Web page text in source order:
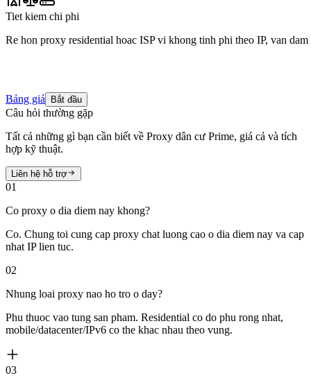
Tiet kiem chi phi
Re hon proxy residential hoac ISP vi khong tinh phi theo IP, van dam
Bảng giá Bắt đầu
Câu hỏi thường gặp
Tất cả những gì bạn cần biết về Proxy dân cư Prime, giá cả và tích
hợp kỹ thuật.
Liên hệ hỗ trợ
01
Co proxy o dia diem nay khong?
Co. Chung toi cung cap proxy chat luong cao o dia diem nay va cap
nhat IP lien tuc.
02
Nhung loai proxy nao ho tro o day?
Phu thuoc vao tung san pham. Residential co do phu rong nhat,
mobile/datacenter/IPv6 co the khac nhau theo vung.
03